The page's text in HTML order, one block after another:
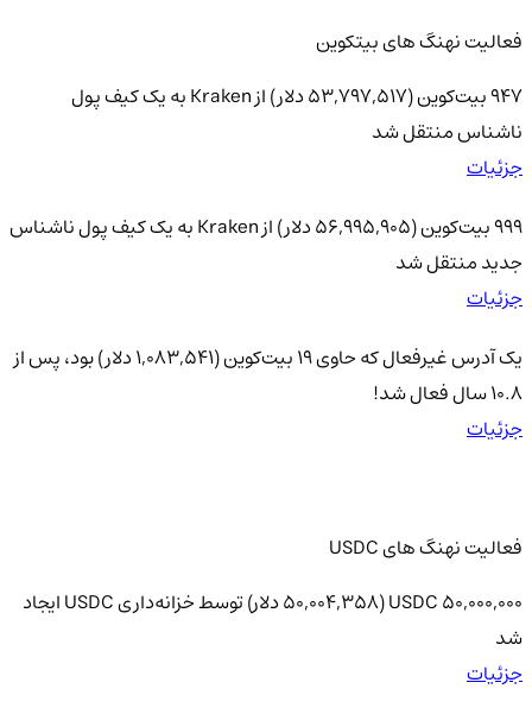
فعالیت نهنگ های بیتکوین
947 بیت‌کوین (53,797,517 دلار) از Kraken به یک کیف پول
ناشناس منتقل شد
جزئیات
999 بیت‌کوین (56,995,905 دلار) از Kraken به یک کیف پول ناشناس
جدید منتقل شد
جزئیات
یک آدرس غیرفعال که حاوی 19 بیت‌کوین (1,083,541 دلار) بود، پس از
۱۰.۸ سال فعال شد!
جزئیات
فعالیت نهنگ های USDC
50,000,000 USDC (50,004,358 دلار) توسط خزانه‌داری USDC ایجاد
شد
جزئیات